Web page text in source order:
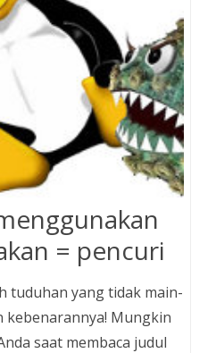
= pencuri
tuduhan yang tidak main-
kebenarannya! Mungkin
saat membaca judul